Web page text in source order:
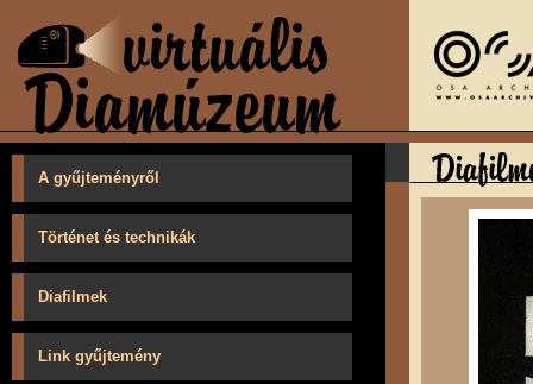
A gyűjteményről
Történet és technikák
Diafilmek
Link gyűjtemény